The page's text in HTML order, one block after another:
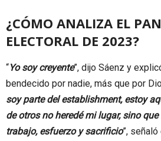
¿CÓMO ANALIZA EL
ELECTORAL DE 2023?
“Yo soy creyente”, dijo Sáenz y
bendecido por nadie, más que por
soy parte del establishment, estoy
de otros no heredé mi lugar, sino
trabajo, esfuerzo y sacrificio”,